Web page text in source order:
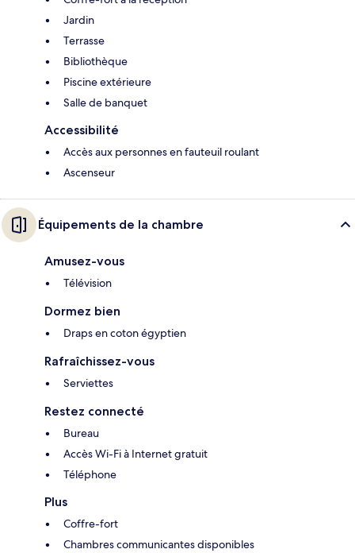
Jardin
Terrasse
Bibliothèque
Piscine extérieure
Salle de banquet
Accessibilité
Accès aux personnes en fauteuil roulant
Ascenseur
Équipements de la chambre
Amusez-vous
Télévision
Dormez bien
Draps en coton égyptien
Rafraîchissez-vous
Serviettes
Restez connecté
Bureau
Accès Wi-Fi à Internet gratuit
Téléphone
Plus
Coffre-fort
Chambres communicantes disponibles